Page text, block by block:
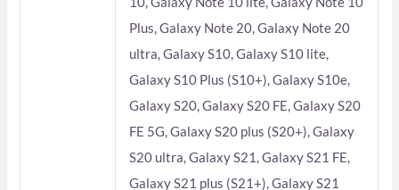
Plus, Galaxy Note 20, Galaxy Note 20
ultra, Galaxy S10, Galaxy S10 lite,
Galaxy S10 Plus (S10+), Galaxy S10e,
Galaxy S20, Galaxy S20 FE, Galaxy S20
FE 5G, Galaxy S20 plus (S20+), Galaxy
S20 ultra, Galaxy S21, Galaxy S21 FE,
Galaxy S21 plus (S21+), Galaxy S21